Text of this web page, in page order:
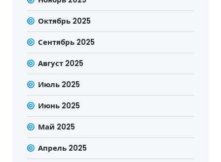
Октябрь 2025
Сентябрь 2025
Август 2025
Июль 2025
Июнь 2025
Май 2025
Апрель 2025